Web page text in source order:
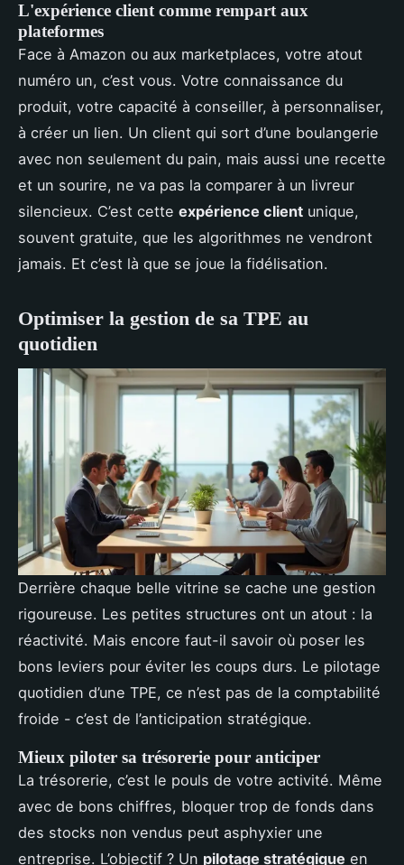
L'expérience client comme rempart aux
plateformes
Face à Amazon ou aux marketplaces, votre atout
numéro un, c’est vous. Votre connaissance du
produit, votre capacité à conseiller, à personnaliser,
à créer un lien. Un client qui sort d’une boulangerie
avec non seulement du pain, mais aussi une recette
et un sourire, ne va pas la comparer à un livreur
silencieux. C’est cette expérience client unique,
souvent gratuite, que les algorithmes ne vendront
jamais. Et c’est là que se joue la fidélisation.
Optimiser la gestion de sa TPE au
quotidien
Derrière chaque belle vitrine se cache une gestion
rigoureuse. Les petites structures ont un atout : la
réactivité. Mais encore faut-il savoir où poser les
bons leviers pour éviter les coups durs. Le pilotage
quotidien d’une TPE, ce n’est pas de la comptabilité
froide - c’est de l’anticipation stratégique.
Mieux piloter sa trésorerie pour anticiper
La trésorerie, c’est le pouls de votre activité. Même
avec de bons chiffres, bloquer trop de fonds dans
des stocks non vendus peut asphyxier une
entreprise. L’objectif ? Un pilotage stratégique en